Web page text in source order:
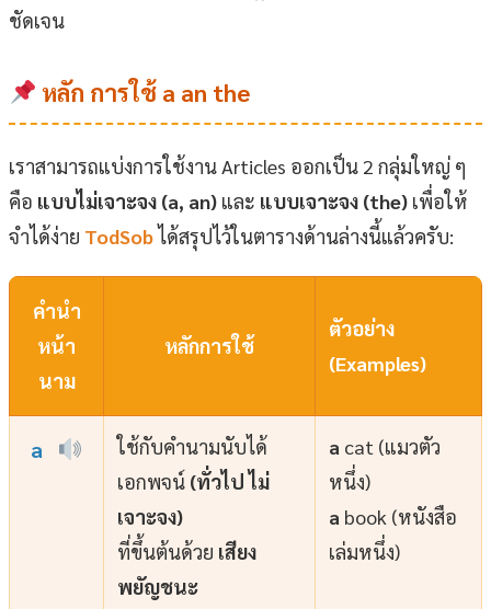
ชัดเจน
หลัก การใช้ a an the
เราสามารถแบ่งการใช้งาน Articles ออกเป็น 2 กลุ่มใหญ่ ๆ
คือ แบบไม่เจาะจง (a, an) และ แบบเจาะจง (the) เพื่อให้
จำได้ง่าย TodSobได้สรุปไว้ในตารางด้านล่างนี้แล้วครับ:
คำนำ
หน้า
นาม
หลักการใช้
ตัวอย่าง
(Examples)
a
ใช้กับคำนามนับได้
เอกพจน์ (ทั่วไป ไม่
เจาะจง)
ที่ขึ้นต้นด้วย เสียง
พยัญชนะ
a cat (แมวตัว
หนึ่ง)
a book (หนังสือ
เล่มหนึ่ง)